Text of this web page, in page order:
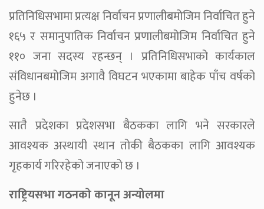
प्रतिनिधिसभामा प्रत्यक्ष निर्वाचन प्रणालीबमोजिम निर्वाचित हुने
१६५ र समानुपातिक निर्वाचन प्रणालीबमोजिम निर्वाचित हुने
११० जना सदस्य रहन्छन् । प्रतिनिधिसभाको कार्यकाल
संविधानबमोजिम अगावै विघटन भएकामा बाहेक पाँच वर्षको
हुनेछ ।
सातै प्रदेशका प्रदेशसभा बैठकका लागि भने सरकारले
आवश्यक अस्थायी स्थान तोकी बैठकका लागि आवश्यक
गृहकार्य गरिरहेको जनाएको छ ।
राष्ट्रियसभा गठनको कानून अन्योलमा